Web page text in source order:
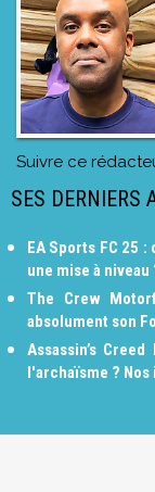
Suivre ce
SES DERNIERS
EA Sports FC 25
une mise à niveau
The Crew
absolument son
Assassin’s
l'archaïsme ?